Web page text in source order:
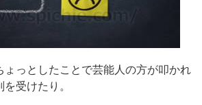
ょっとしたことで芸能人の方が叩かれ
受けたり。